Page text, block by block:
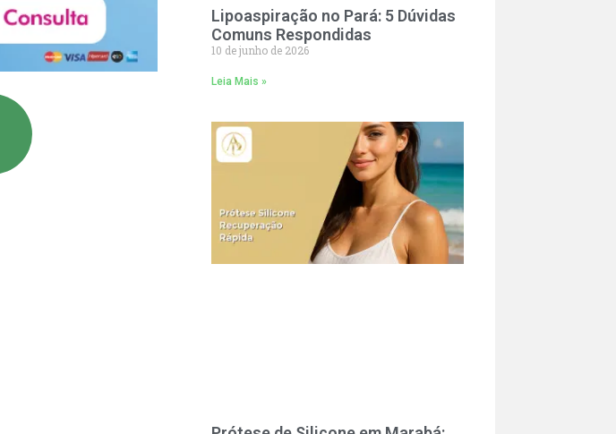
Lipoaspiração no Pará: 5 Dúvidas
Comuns Respondidas
10 de junho de 2026
Leia Mais »